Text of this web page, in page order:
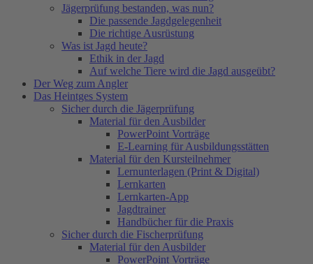
Jägerprüfung bestanden, was nun?
Die passende Jagdgelegenheit
Die richtige Ausrüstung
Was ist Jagd heute?
Ethik in der Jagd
Auf welche Tiere wird die Jagd ausgeübt?
Der Weg zum Angler
Das Heintges System
Sicher durch die Jägerprüfung
Material für den Ausbilder
PowerPoint Vorträge
E-Learning für Ausbildungsstätten
Material für den Kursteilnehmer
Lernunterlagen (Print & Digital)
Lernkarten
Lernkarten-App
Jagdtrainer
Handbücher für die Praxis
Sicher durch die Fischerprüfung
Material für den Ausbilder
PowerPoint Vorträge